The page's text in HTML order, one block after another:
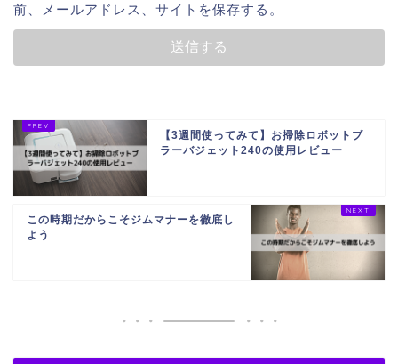
前、メールアドレス、サイトを保存する。
【3週間使ってみて】お掃除ロボットブ
ラーバジェット240の使用レビュー
この時期だからこそジムマナーを徹底し
よう